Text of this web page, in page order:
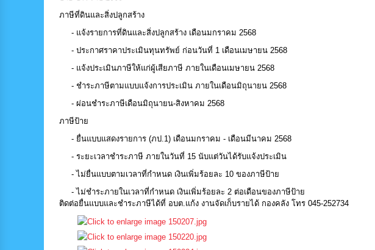
ภาษีที่ดินและสิ่งปลูกสร้าง
- แจ้งรายการที่ดินและสิ่งปลูกสร้าง เดือนมกราคม 2568
- ประกาศราคาประเมินทุนทรัพย์ ก่อนวันที่ 1 เดือนเมษายน 2568
- แจ้งประเมินภาษีให้แก่ผู้เสียภาษี ภายในเดือนเมษายน 2568
- ชำระภาษีตามแบบแจ้งการประเมิน ภายในเดือนมิถุนายน 2568
- ผ่อนชำระภาษีเดือนมิถุนายน-สิงหาคม 2568
ภาษีป้าย
- ยื่นแบบแสดงรายการ (ภป.1) เดือนมกราคม - เดือนมีนาคม 2568
- ระยะเวลาชำระภาษี ภายในวันที่ 15 นับแต่วันได้รับแจ้งประเมิน
- ไม่ยื่นแบบตามเวลาที่กำหนด เงินเพิ่มร้อยละ 10 ของภาษีป้าย
- ไม่ชำระภายในเวลาที่กำหนด เงินเพิ่มร้อยละ 2 ต่อเดือนของภาษีป้าย
ติดต่อยื่นแบบและชำระภาษีได้ที่ อบต.แก้ง งานจัดเก็บรายได้ กองคลัง โทร 045-252734